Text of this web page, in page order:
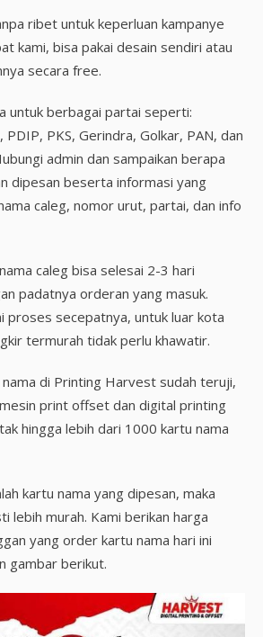
ribet untuk keperluan kampanye
kami, bisa pakai desain sendiri atau
secara free.
untuk berbagai partai seperti:
PKS, Gerindra, Golkar, PAN, dan
admin dan sampaikan berapa
dipesan beserta informasi yang
caleg, nomor urut, partai, dan info
caleg bisa selesai 2-3 hari
padatnya orderan yang masuk.
proses secepatnya, untuk luar kota
termurah tidak perlu khawatir.
di Printing Harvest sudah teruji,
print offset dan digital printing
hingga lebih dari 1000 kartu nama
kartu nama yang dipesan, maka
lebih murah. Kami berikan harga
yang order kartu nama hari ini
gambar berikut.